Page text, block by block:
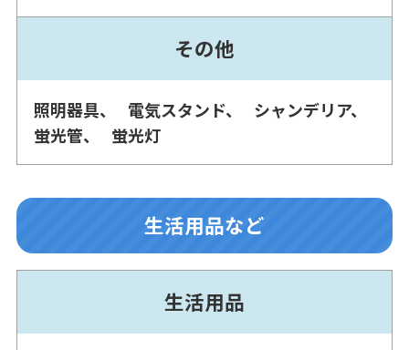
その他
照明器具 電気スタンド
シャンデリア
蛍光管
蛍光灯
生活用品など
生活用品